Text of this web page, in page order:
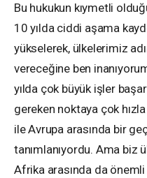
Bu hukukun kıymetli
10 yılda ciddi aşama
yükselerek, ülkelerimiz
vereceğine ben
yılda çok büyük işler
gereken noktaya çok
ile Avrupa arasında bir
tanımlanıyordu. Ama biz
Afrika arasında da